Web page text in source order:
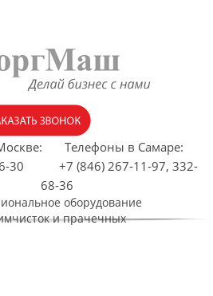
Москве: Телефоны в Самаре:
30 +7 (846) 267-11-97, 332-
68-36
оборудование
и прачечных